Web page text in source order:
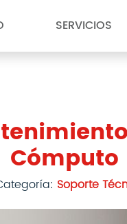
SERVICIOS
Cómputo
Soporte